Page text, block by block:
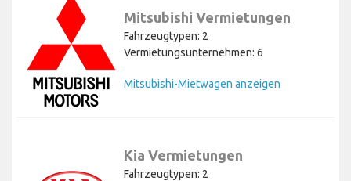
Mitsubishi Vermietungen
Fahrzeugtypen: 2
Vermietungsunternehmen: 6
Mitsubishi-Mietwagen anzeigen
Kia Vermietungen
Fahrzeugtypen: 2